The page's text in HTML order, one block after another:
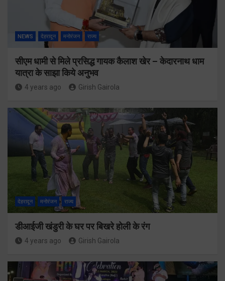
NEWS देहरादून मनोरंजन राज्य
सीएम धामी से मिले प्रसिद्ध गायक कैलाश खेर – केदारनाथ धाम
यात्रा के साझा किये अनुभव
4 years ago Girish Gairola
देहरादून मनोरंजन राज्य
डीआईजी खंडुरी के घर पर बिखरे होली के रंग
4 years ago Girish Gairola